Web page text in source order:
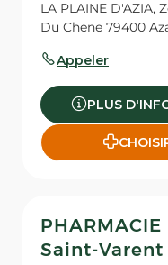
LA PLAINE D'AZIA,
Du Chene 79400
Appeler
PLUS
PHARMACIE
Saint-Varent